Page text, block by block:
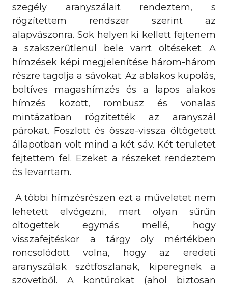
szegély aranyszálait rendeztem, s
rögzítettem rendszer szerint az
alapvászonra. Sok helyen ki kellett fejtenem
a szakszerűtlenül bele varrt öltéseket. A
hímzések képi megjelenítése három-három
részre tagolja a sávokat. Az ablakos kupolás,
boltíves magashímzés és a lapos alakos
hímzés között, rombusz és vonalas
mintázatban rögzítették az aranyszál
párokat. Foszlott és össze-vissza öltögetett
állapotban volt mind a két sáv. Két területet
fejtettem fel. Ezeket a részeket rendeztem
és levarrtam.
A többi hímzésrészen ezt a műveletet nem
lehetett elvégezni, mert olyan sűrűn
öltögettek egymás mellé, hogy
visszafejtéskor a tárgy oly mértékben
roncsolódott volna, hogy az eredeti
aranyszálak szétfoszlanak, kiperegnek a
szövetből. A kontúrokat (ahol biztosan